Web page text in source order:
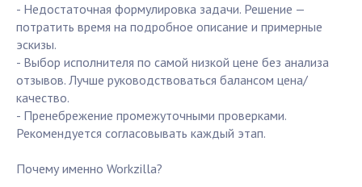
- Недостаточная формулировка задачи. Решение —
потратить время на подробное описание и примерные
эскизы.
- Выбор исполнителя по самой низкой цене без анализа
отзывов. Лучше руководствоваться балансом цена/
качество.
- Пренебрежение промежуточными проверками.
Рекомендуется согласовывать каждый этап.
Почему именно Workzilla?